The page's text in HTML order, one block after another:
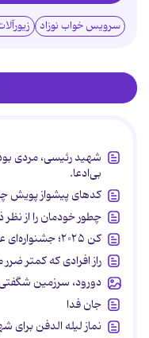
سرویس خواب نوزاد
شهید رئیسی، مردی
بی‌ادعا.
کدهای پیشواز پویش
چطور خودمان را از نظر ذهنی ۳۸ برابر
کن ۲۰۲۵؛ جشنواره‌ای علیه خانواده
راز افرادی که کمتر
دورود، سرزمین
جان فدا
نماز لیله الدفن برای